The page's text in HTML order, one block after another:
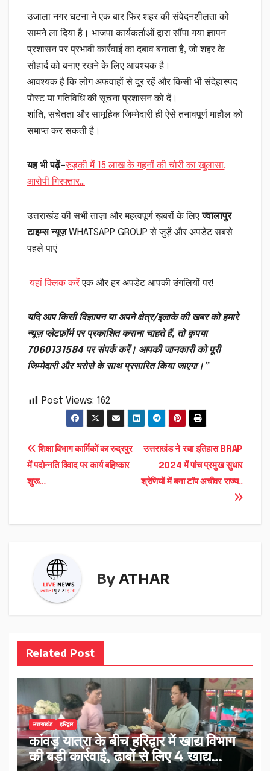
उजाला नगर घटना ने एक बार फिर शहर की संवेदनशीलता को
सामने ला दिया है। भाजपा कार्यकर्ताओं द्वारा सौंपा गया ज्ञापन
प्रशासन पर प्रभावी कार्रवाई का दबाव बनाता है, जो शहर के
सौहार्द को बनाए रखने के लिए आवश्यक है।
आवश्यक है कि लोग अफवाहों से दूर रहें और किसी भी संदेहास्पद
पोस्ट या गतिविधि की सूचना प्रशासन को दें।
शांति, सचेतता और सामूहिक जिम्मेदारी ही ऐसे तनावपूर्ण माहौल को
समाप्त कर सकती है।
यह भी पढ़ें–रुड़की में 15 लाख के गहनों की चोरी का खुलासा,
आरोपी गिरफ्तार…
उत्तराखंड की सभी ताज़ा और महत्वपूर्ण ख़बरों के लिएज्वालापुर
टाइम्स न्यूज़WHATSAPP GROUP से जुड़ें और अपडेट सबसे
पहले पाएं
यहां क्लिक करेंएक और हर अपडेट आपकी उंगलियों पर!
यदि आप किसी विज्ञापन या अपने क्षेत्र/इलाके की खबर को हमारे
न्यूज़ प्लेटफ़ॉर्म पर प्रकाशित कराना चाहते हैं, तो कृपया
7060131584 पर संपर्क करें। आपकी जानकारी को पूरी
जिम्मेदारी और भरोसे के साथ प्रसारित किया जाएगा।”
Post Views: 162
Post
navigation
उत्तराखंड ने रचा इतिहास BRAP
2024 में पांच प्रमुख सुधार
श्रेणियों में बना टॉप अचीवर राज्य..
शिक्षा विभाग कार्मिकों का रुद्रपुर
में पदोन्नति विवाद पर कार्य बहिष्कार
शुरू…
By ATHAR
Related Post
उत्तराखंड हरिद्वार
कांवड़ यात्रा के बीच हरिद्वार में खाद्य विभाग
की बड़ी कार्रवाई, ढाबों से लिए 4 खाद्य